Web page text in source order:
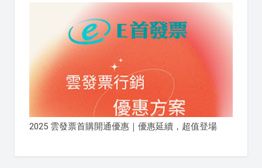
2025 雲發票首購開通優惠｜優惠延續，超值登場